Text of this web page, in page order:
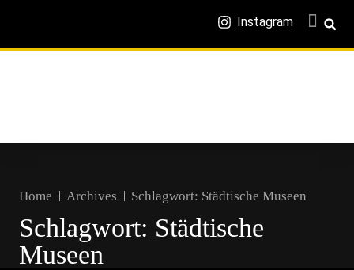
Instagram
Home Archives Schlagwort: Städtische Museen
Schlagwort: Städtische
Museen